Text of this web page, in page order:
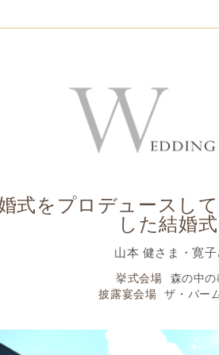
式をプロデュースし
した結婚式
山本 健さま・寛子
挙式会場
森の中の
披露宴会場
ザ・パー